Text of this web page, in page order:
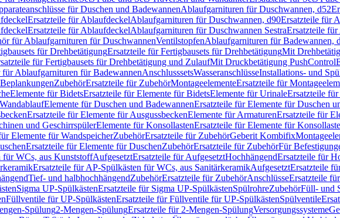
für Duschen und BadewannenAblaufgarnituren für Duschwannen, d52
Ersatzteile für AblaufdeckelAblaufgarnituren für Duschwannen, d90Ersatzteile für
Ersatzteile für AblaufdeckelAblaufgarnituren für Duschwannen SestraErsatzteile
für Ablaufgarnituren für DuschwannenVentilstopfenAblaufgarnituren für Badewannen,
für DrehbetätigungErsatzteile für Fertigbausets für DrehbetätigungMit
für Fertigbausets für Drehbetätigung und ZulaufMit Druckbetätigung PushControl
für Ablaufgarnituren für BadewannenAnschlusssetsWasseranschlüsseInstallations- und
BeplankungenZubehörErsatzteile für ZubehörMontageelementeErsatzteile für
Elemente für BidetsErsatzteile für Elemente für BidetsElemente für UrinaleErsatzteile
Elemente für Duschen und BadewannenErsatzteile für Elemente für Duschen
Ersatzteile für Elemente für AusgussbeckenElemente für ArmaturenErsatzteile für
und GeschirrspülerElemente für KonsollastenErsatzteile für Elemente für
Elemente für WandspeicherZubehörErsatzteile für ZubehörGeberit Kombifix
Ersatzteile für Elemente für DuschenZubehörErsatzteile für ZubehörFür
für WCs, aus KunststoffAufgesetztErsatzteile für AufgesetztHochhängendErsatzteile für
Ersatzteile für AP-Spülkästen für WCs, aus SanitärkeramikAufgesetztErsatzteile
Tief- und halbhochhängendZubehörErsatzteile für ZubehörAnschlüsseErsatzteile
Sigma UP-SpülkästenErsatzteile für Sigma UP-SpülkästenSpülrohreZubehörFüll- und
Füllventile für UP-SpülkästenErsatzteile für Füllventile für UP-SpülkästenSpülventile
Spülung2-Mengen-SpülungErsatzteile für 2-Mengen-SpülungVersorgungssysteme